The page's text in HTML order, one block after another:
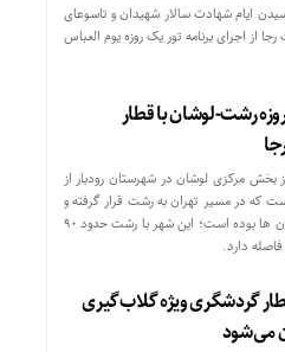
ایام شهادت سالار شهیدان و تاسوعای
از اجرای برنامه تور یک روزه یوم العباس
رشت-لوشان با قطار
بخش مرکزی لوشان در شهرستان رودبار از
که در مسیر تهران به رشت قرار گرفته و
روزگاری محل عبور بازرگان ها و کاروان ها بوده است؛ این شهر با رشت حدود ۹۰
گردشگری ویژه گلاب‌گیری
می‌شود